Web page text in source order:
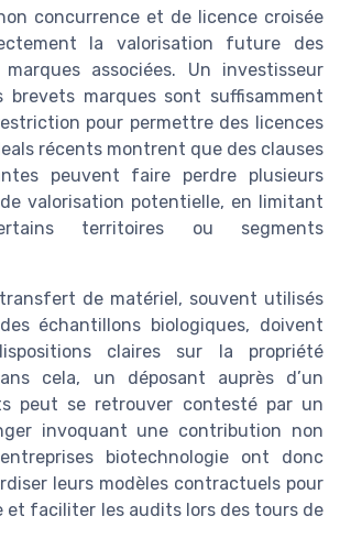
concurrence et de licence croisée
la valorisation future des
associées. Un investisseur
brevets marques sont suffisamment
pour permettre des licences
récents montrent que des clauses
peuvent faire perdre plusieurs
de valorisation potentielle, en limitant
territoires ou segments
de matériel, souvent utilisés
échantillons biologiques, doivent
claires sur la propriété
cela, un déposant auprès d’un
peut se retrouver contesté par un
invoquant une contribution non
biotechnologie ont donc
leurs modèles contractuels pour
et faciliter les audits lors des tours de